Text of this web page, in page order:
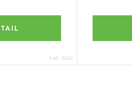
Kód: 5363